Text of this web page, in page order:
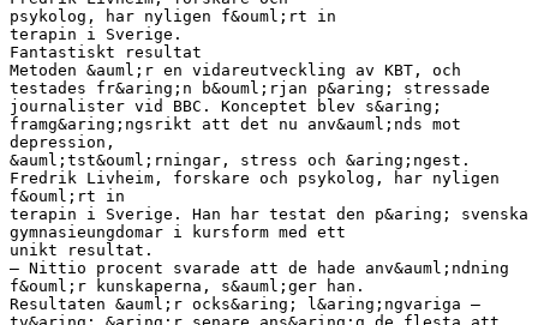
psykolog, har nyligen f&ouml;rt in
terapin i Sverige.
Fantastiskt resultat
Metoden &auml;r en vidareutveckling av KBT, och
testades fr&aring;n b&ouml;rjan p&aring; stressade
journalister vid BBC. Konceptet blev s&aring;
framg&aring;ngsrikt att det nu anv&auml;nds mot
depression,
&auml;tst&ouml;rningar, stress och &aring;ngest.
Fredrik Livheim, forskare och psykolog, har nyligen
f&ouml;rt in
terapin i Sverige. Han har testat den p&aring; svenska
gymnasieungdomar i kursform med ett
unikt resultat.
– Nittio procent svarade att de hade anv&auml;ndning
f&ouml;r kunskaperna, s&auml;ger han.
Resultaten &auml;r ocks&aring; l&aring;ngvariga –